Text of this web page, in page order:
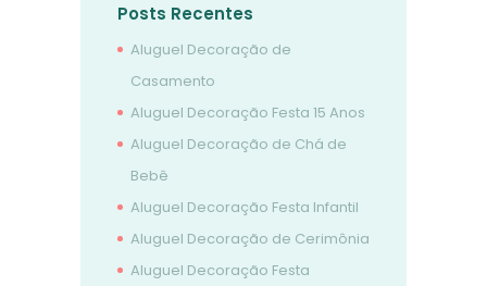
Posts Recentes
Aluguel Decoração de
Casamento
Aluguel Decoração Festa 15 Anos
Aluguel Decoração de Chá de
Bebê
Aluguel Decoração Festa Infantil
Aluguel Decoração de Cerimônia
Aluguel Decoração Festa